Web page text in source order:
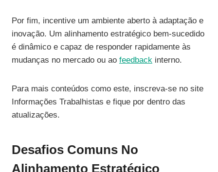
Por fim, incentive um ambiente aberto à adaptação e
inovação. Um alinhamento estratégico bem-sucedido
é dinâmico e capaz de responder rapidamente às
mudanças no mercado ou ao feedback interno.
Para mais conteúdos como este, inscreva-se no site
Informações Trabalhistas e fique por dentro das
atualizações.
Desafios Comuns No
Alinhamento Estratégico